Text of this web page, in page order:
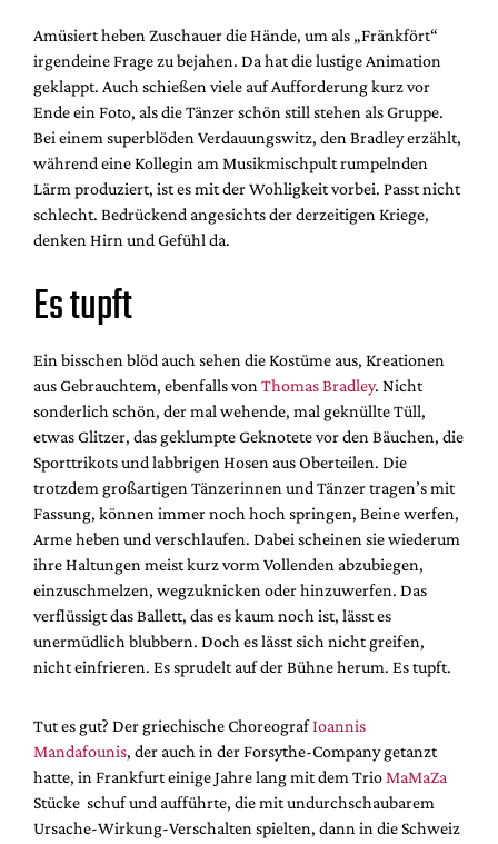
Amüsiert heben Zuschauer die Hände, um als „Fränkfört“
irgendeine Frage zu bejahen. Da hat die lustige Animation
geklappt. Auch schießen viele auf Aufforderung kurz vor
Ende ein Foto, als die Tänzer schön still stehen als Gruppe.
Bei einem superblöden Verdauungswitz, den Bradley erzählt,
während eine Kollegin am Musikmischpult rumpelnden
Lärm produziert, ist es mit der Wohligkeit vorbei. Passt nicht
schlecht. Bedrückend angesichts der derzeitigen Kriege,
denken Hirn und Gefühl da.
Es tupft
Ein bisschen blöd auch sehen die Kostüme aus, Kreationen
aus Gebrauchtem, ebenfalls von Thomas Bradley. Nicht
sonderlich schön, der mal wehende, mal geknüllte Tüll,
etwas Glitzer, das geklumpte Geknotete vor den Bäuchen, die
Sporttrikots und labbrigen Hosen aus Oberteilen. Die
trotzdem großartigen Tänzerinnen und Tänzer tragen’s mit
Fassung, können immer noch hoch springen, Beine werfen,
Arme heben und verschlaufen. Dabei scheinen sie wiederum
ihre Haltungen meist kurz vorm Vollenden abzubiegen,
einzuschmelzen, wegzuknicken oder hinzuwerfen. Das
verflüssigt das Ballett, das es kaum noch ist, lässt es
unermüdlich blubbern. Doch es lässt sich nicht greifen,
nicht einfrieren. Es sprudelt auf der Bühne herum. Es tupft.
Tut es gut? Der griechische ChoreografIoannis
Mandafounis, der auch in der Forsythe-Company getanzt
hatte, in Frankfurt einige Jahre lang mit dem Trio MaMaZa
Stücke schuf und aufführte, die mit undurchschaubarem
Ursache-Wirkung-Verschalten spielten, dann in die Schweiz